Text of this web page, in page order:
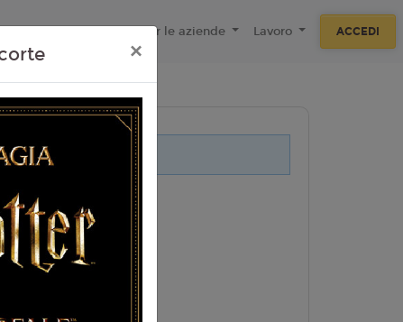
F.A.Q Per le aziende Lavoro ACCEDI
legati a questo evento.
×